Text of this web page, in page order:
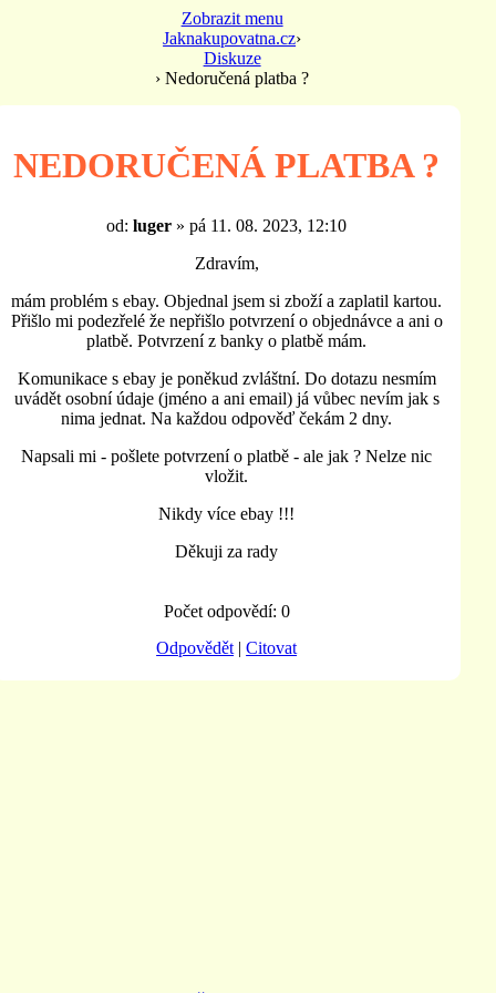
Zobrazit menu
Jaknakupovatna.cz›
Diskuze
›Nedoručená platba ?
NEDORUČENÁ PLATBA ?
od:luger » pá 11. 08. 2023, 12:10
Zdravím,
mám problém s ebay. Objednal jsem si zboží a zaplatil kartou.
Přišlo mi podezřelé že nepřišlo potvrzení o objednávce a ani o
platbě. Potvrzení z banky o platbě mám.
Komunikace s ebay je poněkud zvláštní. Do dotazu nesmím
uvádět osobní údaje (jméno a ani email) já vůbec nevím jak s
nima jednat. Na každou odpověď čekám 2 dny.
Napsali mi - pošlete potvrzení o platbě - ale jak ? Nelze nic
vložit.
Nikdy více ebay !!!
Děkuji za rady
Počet odpovědí: 0
Odpovědět |Citovat